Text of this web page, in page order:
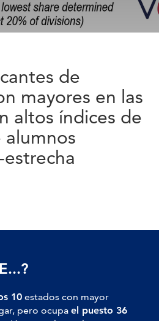
de
mayores en las
altos índices de
alumnos
10 estados con mayor
pero ocupa el puesto 36